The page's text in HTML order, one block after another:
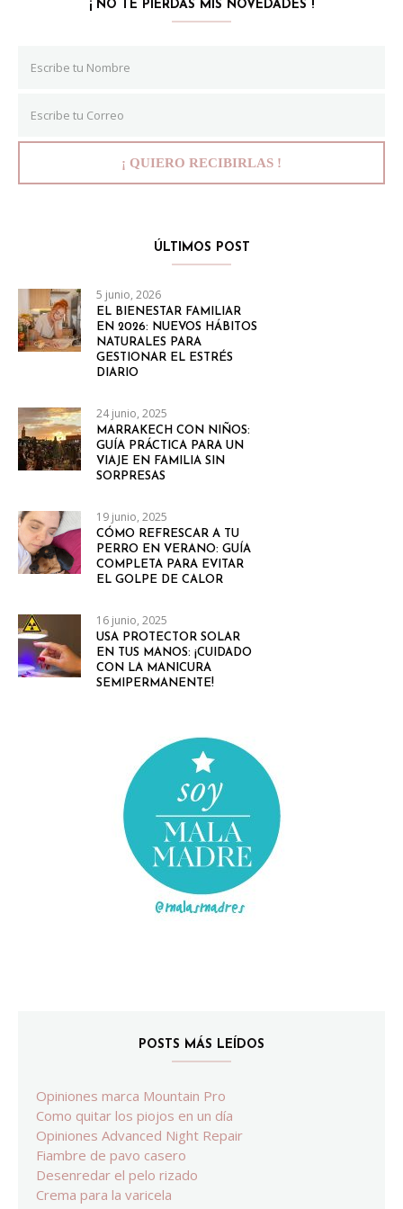
¡ NO TE PIERDAS MIS NOVEDADES !
ÚLTIMOS POST
5 junio, 2026
EL BIENESTAR FAMILIAR
EN 2026: NUEVOS HÁBITOS
NATURALES PARA
GESTIONAR EL ESTRÉS
DIARIO
24 junio, 2025
MARRAKECH CON NIÑOS:
GUÍA PRÁCTICA PARA UN
VIAJE EN FAMILIA SIN
SORPRESAS
19 junio, 2025
CÓMO REFRESCAR A TU
PERRO EN VERANO: GUÍA
COMPLETA PARA EVITAR
EL GOLPE DE CALOR
16 junio, 2025
USA PROTECTOR SOLAR
EN TUS MANOS: ¡CUIDADO
CON LA MANICURA
SEMIPERMANENTE!
POSTS MÁS LEÍDOS
Opiniones marca Mountain Pro
Como quitar los piojos en un día
Opiniones Advanced Night Repair
Fiambre de pavo casero
Desenredar el pelo rizado
Crema para la varicela